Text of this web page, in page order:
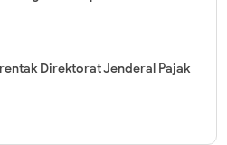
Direktorat Jenderal Pajak